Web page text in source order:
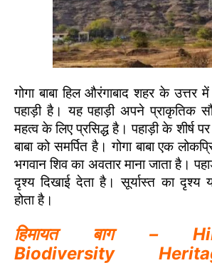
गोगा बाबा हिल औरंगाबाद शहर के उत्तर
पहाड़ी है। यह पहाड़ी अपने प्राकृतिक
महत्व के लिए प्रसिद्ध है। पहाड़ी के शीर्ष
बाबा को समर्पित है। गोगा बाबा एक
भगवान शिव का अवतार माना जाता है।
दृश्य दिखाई देता है। सूर्यास्त का
होता है।
हिमायत बाग –
Biodiversity